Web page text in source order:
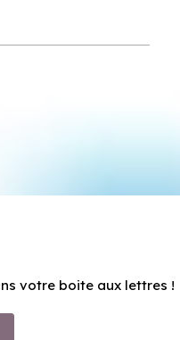
votre boite aux lettres !